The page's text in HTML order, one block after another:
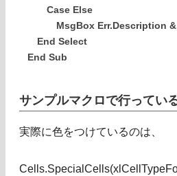
Case Else
MsgBox Err.Description &
End Select
End Sub
サンプルマクロで行ってい
実際に色をつけているのは、